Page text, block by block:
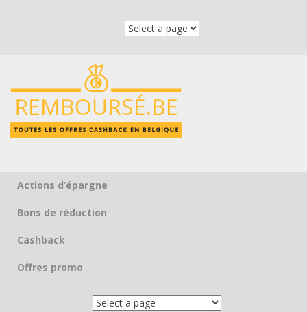
Skip to content
Actions d’épargne
Bons de réduction
Cashback
Offres promo